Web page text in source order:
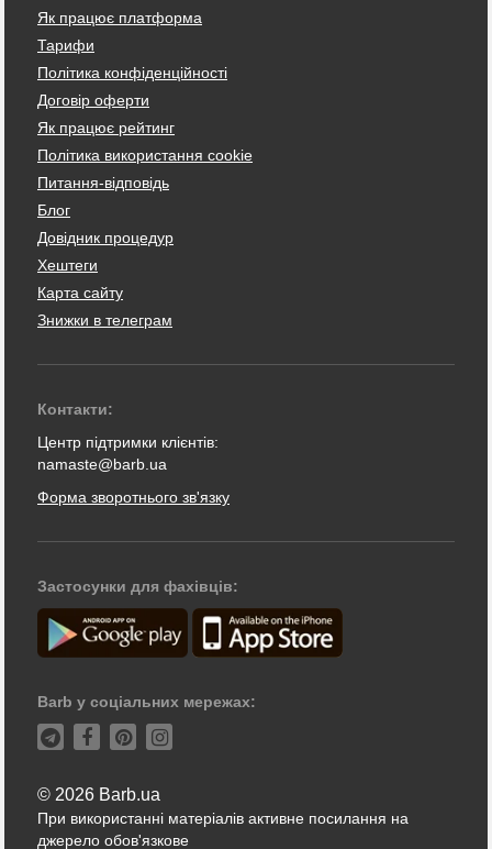
Як працює платформа
Тарифи
Політика конфіденційності
Договір оферти
Як працює рейтинг
Політика використання cookie
Питання-відповідь
Блог
Довідник процедур
Хештеги
Карта сайту
Знижки в телеграм
Контакти:
Центр підтримки клієнтів:
namaste@barb.ua
Форма зворотнього зв'язку
Застосунки для фахівців:
Barb у соціальних мережах:
© 2026 Barb.ua
При використанні матеріалів активне посилання на
джерело обов'язкове